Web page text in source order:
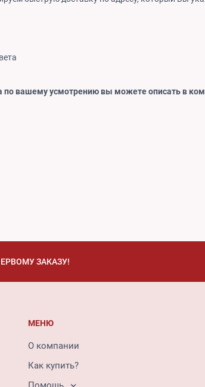
вашему усмотрению вы можете описать в
ЗАКАЗУ!
МЕНЮ
О компании
Как купить?